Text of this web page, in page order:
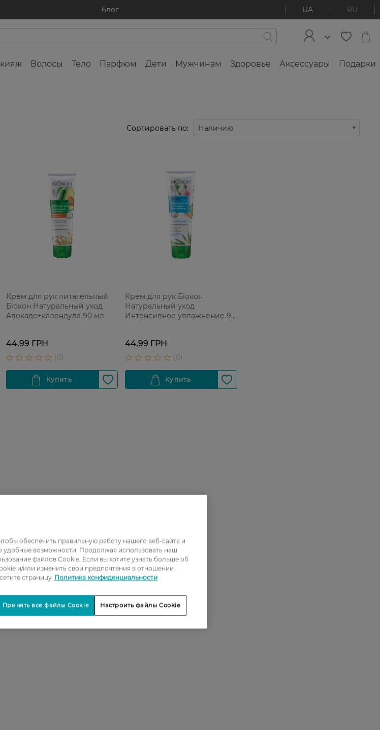
Блог UA RU
Волосы Тело Парфюм Дети Мужчинам Здоровье Аксессуары Подарки
Сортировать по: Наличию
Крем для рук питательный
Біокон Натуральный уход
Авокадо+календула 90 мл
44,99 ГРН
Крем для рук Біокон
Натуральный уход
Интенсивное увлажнение 90
44,99 ГРН
обеспечить правильную работу нашего веб-сайта и
удобные возможности. Продолжая использовать наш
файлов Cookie. Если вы хотите узнать больше об
и/или изменить свои предпочтения в отношении
страницу Политика конфиденциальности
Настроить файлы Cookie
Принять все файлы Cookie